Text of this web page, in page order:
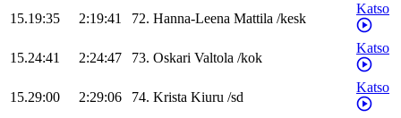
15.19:35 2:19:41 72. Hanna-Leena Mattila /kesk
Katso
15.24:41 2:24:47 73. Oskari Valtola /kok
Katso
15.29:00 2:29:06 74. Krista Kiuru /sd
Katso